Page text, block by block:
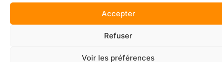
Accepter
Refuser
Voir les préférences